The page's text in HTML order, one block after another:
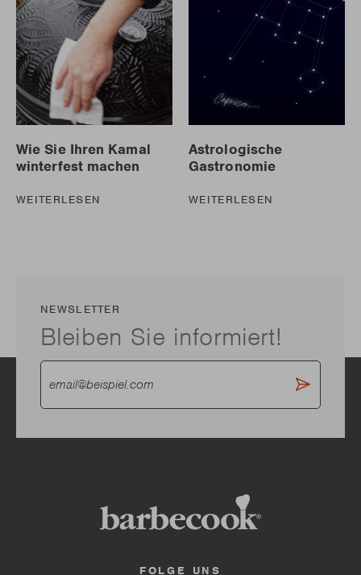
Wie Sie Ihren Kamal
winterfest machen
WEITERLESEN
Astrologische
Gastronomie
WEITERLESEN
NEWSLETTER
Bleiben Sie informiert!
FOLGE UNS